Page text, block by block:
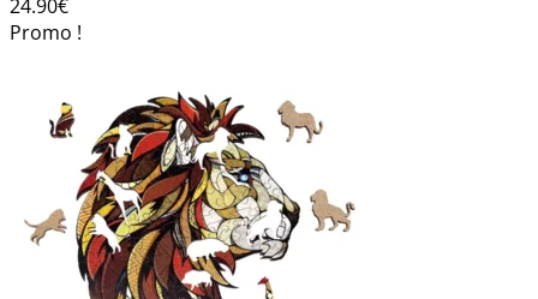
24.90€
Promo !